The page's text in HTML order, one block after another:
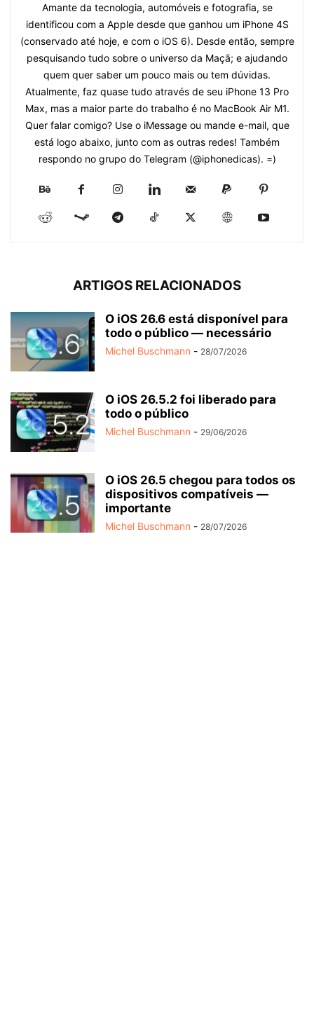
Amante da tecnologia, automóveis e fotografia, se
identificou com a Apple desde que ganhou um iPhone 4S
(conservado até hoje, e com o iOS 6). Desde então, sempre
pesquisando tudo sobre o universo da Maçã; e ajudando
quem quer saber um pouco mais ou tem dúvidas.
Atualmente, faz quase tudo através de seu iPhone 13 Pro
Max, mas a maior parte do trabalho é no MacBook Air M1.
Quer falar comigo? Use o iMessage ou mande e-mail, que
está logo abaixo, junto com as outras redes! Também
respondo no grupo do Telegram (@iphonedicas). =)
ARTIGOS RELACIONADOS
O iOS 26.6 está disponível para
todo o público — necessário
Michel Buschmann - 28/07/2026
O iOS 26.5.2 foi liberado para
todo o público
Michel Buschmann - 29/06/2026
O iOS 26.5 chegou para todos os
dispositivos compatíveis —
importante
Michel Buschmann - 28/07/2026